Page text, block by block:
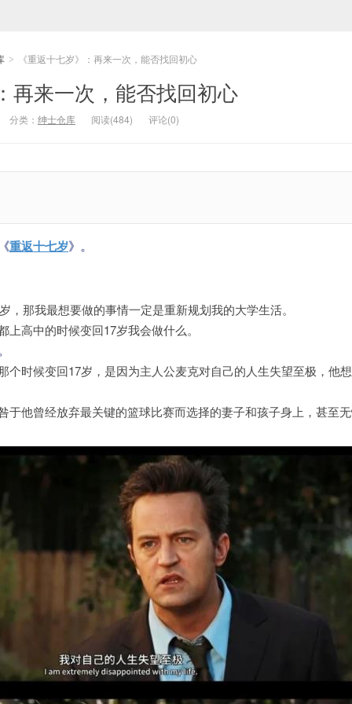
> 《重返十七岁》：再来一次，能否找回初心
再来一次，能否找回初心
分类： 绅士仓库 阅读(484) 评论(0)
重返十七岁》。
，那我最想要做的事情一定是重新规划我的大学生活。
高中的时候变回17岁我会做什么。
个时候变回17岁，是因为主人公麦克对自己的人生失望至极，他
于他曾经放弃最关键的篮球比赛而选择的妻子和孩子身上，甚至